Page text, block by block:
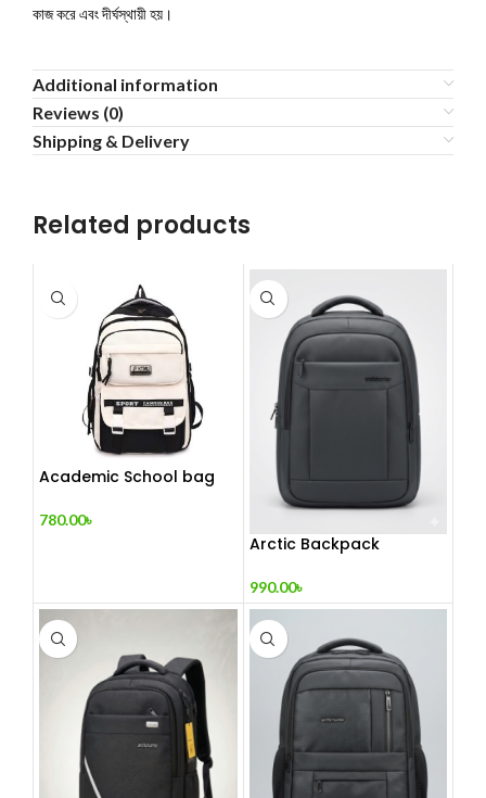
কাজ করে এবং দীর্ঘস্থায়ী হয়।
Additional information
Reviews (0)
Shipping & Delivery
Related products
Academic School bag
780.00৳
Arctic Backpack
990.00৳